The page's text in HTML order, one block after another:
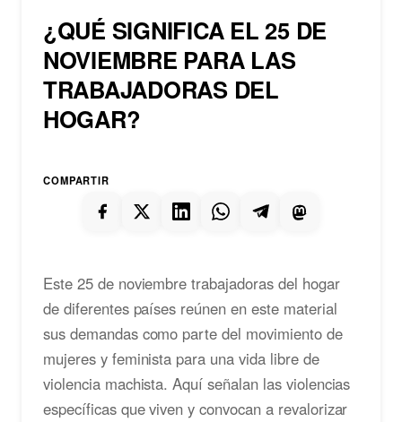
¿QUÉ SIGNIFICA EL 25 DE
NOVIEMBRE PARA LAS
TRABAJADORAS DEL
HOGAR?
COMPARTIR
Este 25 de noviembre trabajadoras del hogar
de diferentes países reúnen en este material
sus demandas como parte del movimiento de
mujeres y feminista para una vida libre de
violencia machista. Aquí señalan las violencias
específicas que viven y convocan a revalorizar